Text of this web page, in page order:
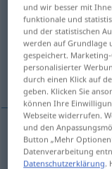
Übersicht aller
(Für mehr Details die
dégobiller,
dégobiller kotzen
und wir besser mit
funktionale und
und der statistischen
werden auf Grundlage
gespeichert.
personalisierter
durch einen Klick auf
geben. Klicken Sie
können Ihre
Webseite widerrufen.
und den
Button „Mehr
Datenverarbeitung
Datenschutzerklärung.